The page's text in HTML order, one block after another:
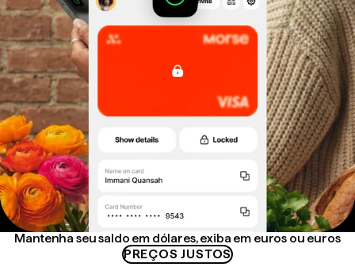
Mantenha seu saldo em dólares, exiba em euros ou euros
PREÇOS JUSTOS